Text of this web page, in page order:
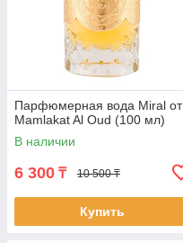
Парфюмерная вода Miral от
Mamlakat Al Oud (100 мл)
В наличии
6 300 ₸ 10 500 ₸
Купить